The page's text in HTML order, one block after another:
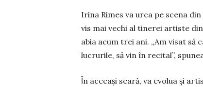
Irina Rimes va urca pe scena
vis mai vechi al tinerei artiste
abia acum trei ani. „Am visat
lucrurile, să vin în recital”,
Ȋn aceeaşi seară, va evolua şi